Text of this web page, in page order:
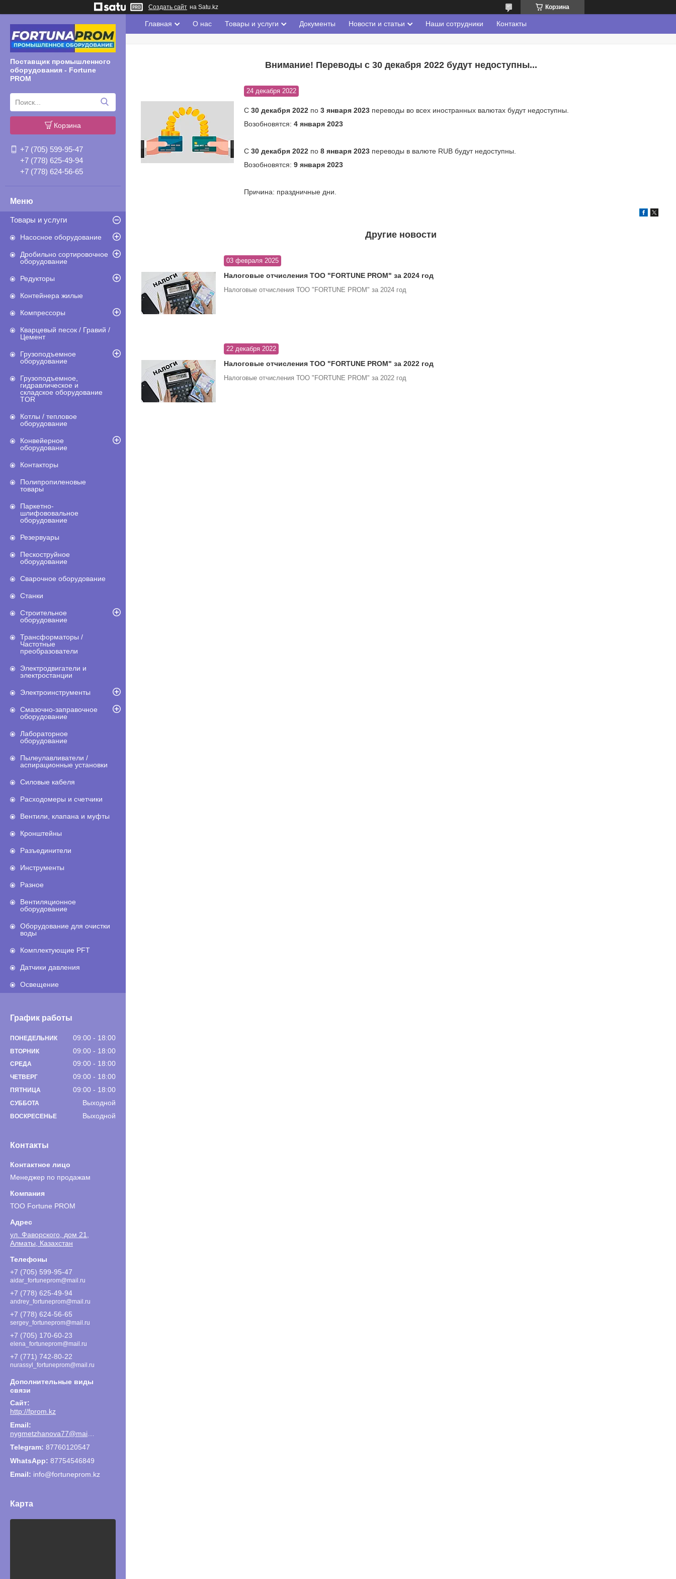
Создать сайт на Satu.kz Корзина
Поставщик промышленного
оборудования - Fortune
PROM
Корзина
+7 (705) 599-95-47
+7 (778) 625-49-94
+7 (778) 624-56-65
Товары и услуги
Насосное оборудование
Дробильно сортировочное
оборудование
Редукторы
Контейнера жилые
Компрессоры
Кварцевый песок / Гравий /
Цемент
Грузоподъемное
оборудование
Грузоподъемное,
гидравлическое и
складское оборудование
TOR
Котлы / тепловое
оборудование
Конвейерное
оборудование
Контакторы
Полипропиленовые
товары
Паркетно-
шлифововальное
оборудование
Резервуары
Пескоструйное
оборудование
Сварочное оборудование
Станки
Строительное
оборудование
Трансформаторы /
Частотные
преобразователи
Электродвигатели и
электростанции
Электроинструменты
Смазочно-заправочное
оборудование
Лабораторное
оборудование
Пылеулавливатели /
аспирационные установки
Силовые кабеля
Расходомеры и счетчики
Вентили, клапана и муфты
Кронштейны
Разъединители
Инструменты
Разное
Вентиляционное
оборудование
Оборудование для очистки
воды
Комплектующие PFT
Датчики давления
Освещение
График работы
ПОНЕДЕЛЬНИК 09:00 18:00
ВТОРНИК 09:00 18:00
СРЕДА 09:00 18:00
ЧЕТВЕРГ 09:00 18:00
ПЯТНИЦА 09:00 18:00
СУББОТА Выходной
ВОСКРЕСЕНЬЕ Выходной
Контакты
Менеджер по продажам
ТОО Fortune PROM
ул. Фаворского, дом 21,
Алматы, Казахстан
+7 (705) 599-95-47
aidar_fortuneprom@mail.ru
+7 (778) 625-49-94
andrey_fortuneprom@mail.ru
+7 (778) 624-56-65
sergey_fortuneprom@mail.ru
+7 (705) 170-60-23
elena_fortuneprom@mail.ru
+7 (771) 742-80-22
nurassyl_fortuneprom@mail.ru
http://fprom.kz
87760120547
87754546849
Email
info@fortuneprom.kz
Карта
Главная О нас Товары и услуги Документы Новости и статьи Наши сотрудники Контакты
Внимание! Переводы с 30 декабря 2022 будут недоступны...
24 декабря 2022
С 30 декабря 2022 по 3 января 2023 переводы во всех иностранных валютах будут недоступны.
Возобновятся: 4 января 2023
С 30 декабря 2022 по 8 января 2023 переводы в валюте RUB будут недоступны.
Возобновятся: 9 января 2023
Причина: праздничные дни.
Другие новости
03 февраля 2025
Налоговые отчисления ТОО "FORTUNE PROM" за 2024 год
Налоговые отчисления ТОО "FORTUNE PROM" за 2024 год
22 декабря 2022
Налоговые отчисления ТОО "FORTUNE PROM" за 2022 год
Налоговые отчисления ТОО "FORTUNE PROM" за 2022 год